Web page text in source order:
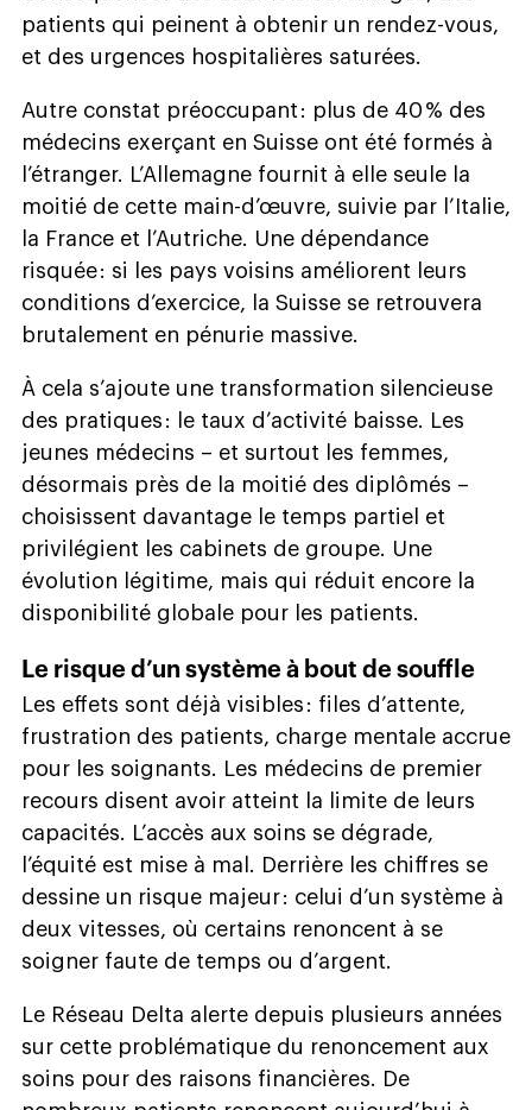
patients qui peinent à obtenir un rendez-vous,
et des urgences hospitalières saturées.
Autre constat préoccupant : plus de 40 % des
médecins exerçant en Suisse ont été formés à
l’étranger. L’Allemagne fournit à elle seule la
moitié de cette main-d’œuvre, suivie par l’Italie,
la France et l’Autriche. Une dépendance
risquée : si les pays voisins améliorent leurs
conditions d’exercice, la Suisse se retrouvera
brutalement en pénurie massive.
À cela s’ajoute une transformation silencieuse
des pratiques : le taux d’activité baisse. Les
jeunes médecins – et surtout les femmes,
désormais près de la moitié des diplômés –
choisissent davantage le temps partiel et
privilégient les cabinets de groupe. Une
évolution légitime, mais qui réduit encore la
disponibilité globale pour les patients.
Le risque d’un système à bout de souffle
Les effets sont déjà visibles : files d’attente,
frustration des patients, charge mentale accrue
pour les soignants. Les médecins de premier
recours disent avoir atteint la limite de leurs
capacités. L’accès aux soins se dégrade,
l’équité est mise à mal. Derrière les chiffres se
dessine un risque majeur : celui d’un système à
deux vitesses, où certains renoncent à se
soigner faute de temps ou d’argent.
Le Réseau Delta alerte depuis plusieurs années
sur cette problématique du renoncement aux
soins pour des raisons financières. De